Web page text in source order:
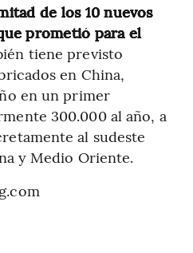
de los 10 nuevos
prometió para el
tiene previsto
en China,
en un primer
300.000 al año, a
al sudeste
y Medio Oriente.